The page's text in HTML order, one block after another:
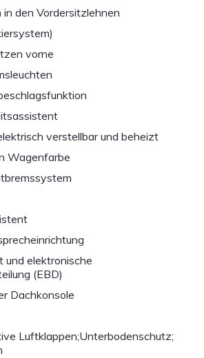
den Vordersitzlehnen
vorne
verstellbar und beheizt
Wagenfarbe
und elektronische
(EBD)
Dachkonsole
Luftklappen;Unterbodenschutz;